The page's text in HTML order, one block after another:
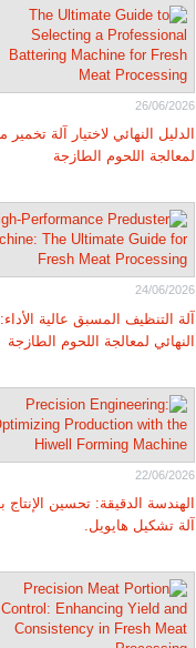
26/06/2026
الدليل النهائي لاختيار آلة تخمير
لمعالجة اللحوم الطازجة
24/06/2026
آلة التنظيف المسبق عالية
النهائي لمعالجة اللحوم الطازجة
22/06/2026
الهندسة الدقيقة: تحسين الإنتاج
آلة تشكيل هايويل.